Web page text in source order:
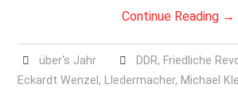
Continue Reading →
über's Jahr DDR, Friedliche
Eckardt Wenzel, LIedermacher, Michael